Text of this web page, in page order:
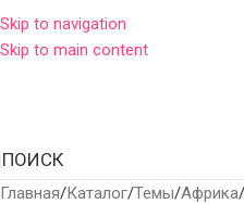
Skip to navigation
Skip to main content
ПОИСК
Главная Каталог Темы Африка